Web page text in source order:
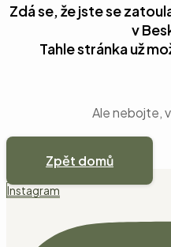
Zdá se, že jste se
v
Tahle stránka už
Ale nebojte,
Zpět domů
Instagram